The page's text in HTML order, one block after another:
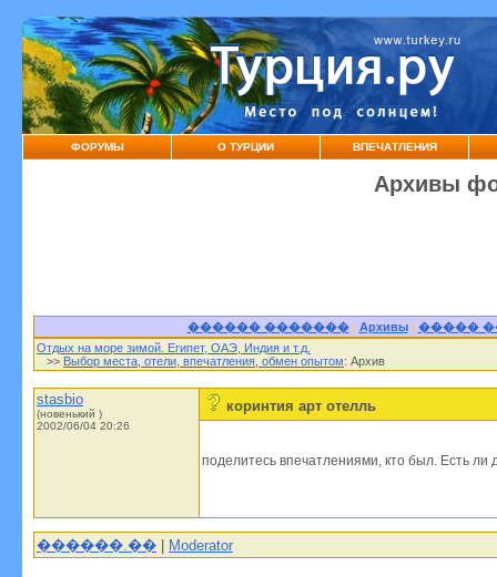
ФОРУМЫ О ТУРЦИИ ВПЕЧАТЛЕНИЯ
Архивы
������ �������| Архивы| �����
Отдых на море зимой. Египет, ОАЭ, Индия и т.д.
>> Выбор места, отели, впечатления, обмен опытом: Архив
stasbio
(новенький )
2002/06/04 20:26
коринтия арт отелль
поделитесь впечатлениями, кто был. Есть
������.�� | Moderator